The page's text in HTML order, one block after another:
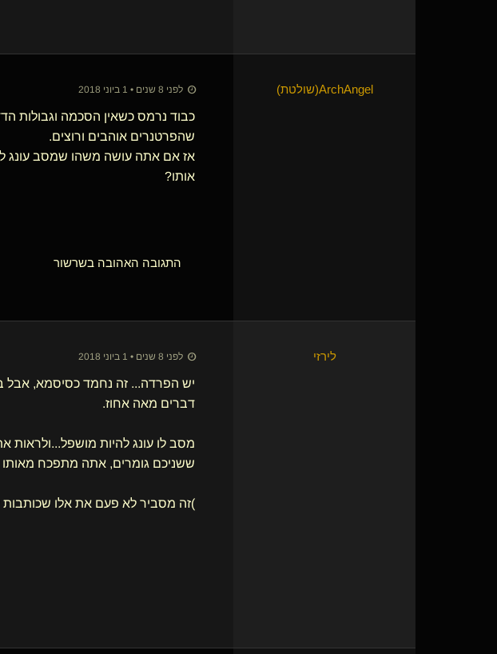
ArchAngel​(שולטת) לפני 8 שנים • 1 ביוני 2018
כבוד נרמס כשאין הסכמה וגבולות
שהפרטנרים אוהבים ורוצים.
אז אם אתה עושה משהו שמסב עונג
אותו?
התגובה האהובה בשרשור
לירזי לפני 8 שנים • 1 ביוני 2018
יש הפרדה... זה נחמד כסיסמא, אבל
דברים מאה אחוז.
מסב לו עונג להיות
ששניכם גומרים, אתה מתפכח מאותו
(זה מסביר לא פעם את אלו שכותבות שהן לא יכולות להשלט ע"י מישהו שהן שלטו בו... הן ראו אותו ככה...זה מוריד להן).